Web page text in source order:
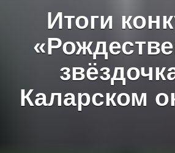
Итоги
Каларском